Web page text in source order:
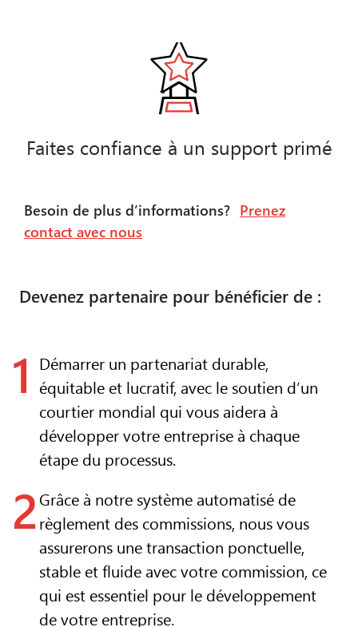
Faites confiance à un support primé
Besoin de plus d’informations? Prenez
contact avec nous
Devenez partenaire pour bénéficier de :
1
Démarrer un partenariat durable,
équitable et lucratif, avec le soutien d’un
courtier mondial qui vous aidera à
développer votre entreprise à chaque
étape du processus.
2Grâce à notre système automatisé de
règlement des commissions, nous vous
assurerons une transaction ponctuelle,
stable et fluide avec votre commission, ce
qui est essentiel pour le développement
de votre entreprise.